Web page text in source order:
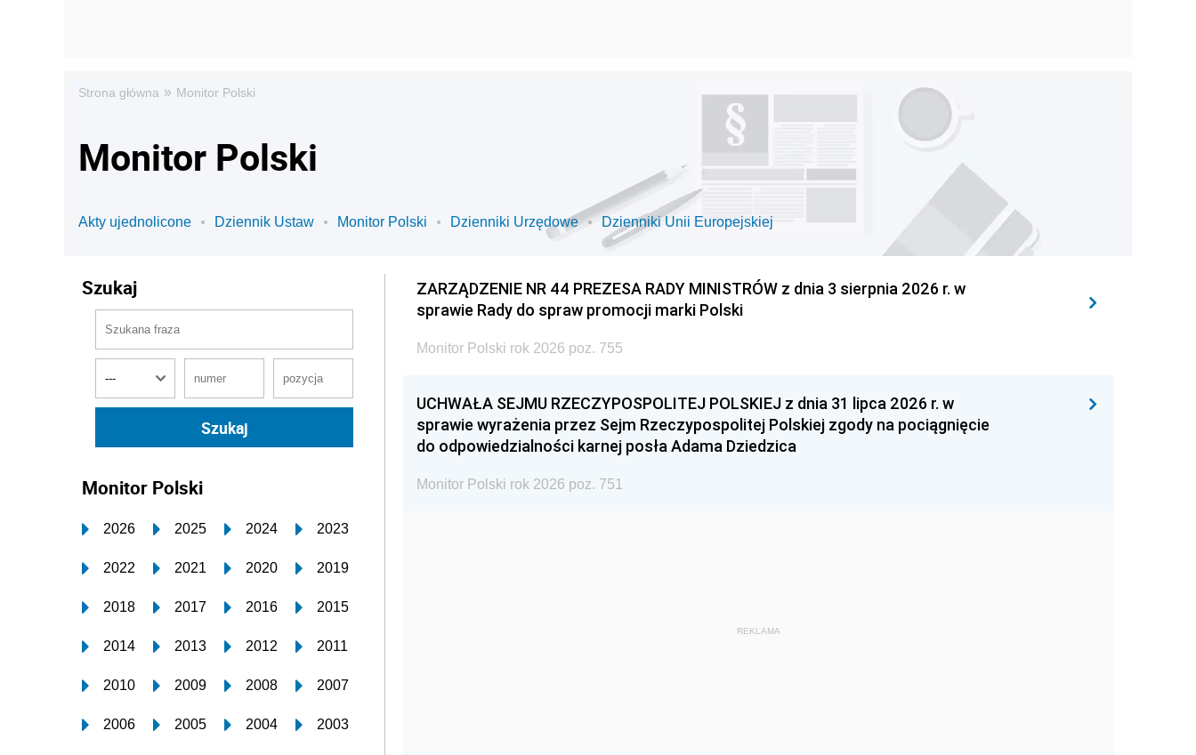
Strona główna » Monitor Polski
Monitor Polski
Akty ujednolicone Dziennik Ustaw Monitor Polski Dzienniki Urzędowe Dzienniki Unii Europejskiej
Szukaj
Monitor Polski
2026 2025 2024 2023
2022 2021 2020 2019
2018 2017 2016 2015
2014 2013 2012 2011
2010 2009 2008 2007
2006 2005 2004 2003
ZARZĄDZENIE NR 44 PREZESA RADY MINISTRÓW z dnia 3 sierpnia 2026 r. w
sprawie Rady do spraw promocji marki Polski
Monitor Polski rok 2026 poz. 755
UCHWAŁA SEJMU RZECZYPOSPOLITEJ POLSKIEJ z dnia 31 lipca 2026 r. w
sprawie wyrażenia przez Sejm Rzeczypospolitej Polskiej zgody na pociągnięcie
do odpowiedzialności karnej posła Adama Dziedzica
Monitor Polski rok 2026 poz. 751
REKLAMA